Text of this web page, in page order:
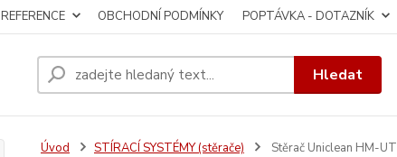
REFERENCE OBCHODNÍ PODMÍNKY POPTÁVKA - DOTAZNÍK
Hledat
Úvod STÍRACÍ SYSTÉMY (stěrače) Stěrač Uniclean HM-UT